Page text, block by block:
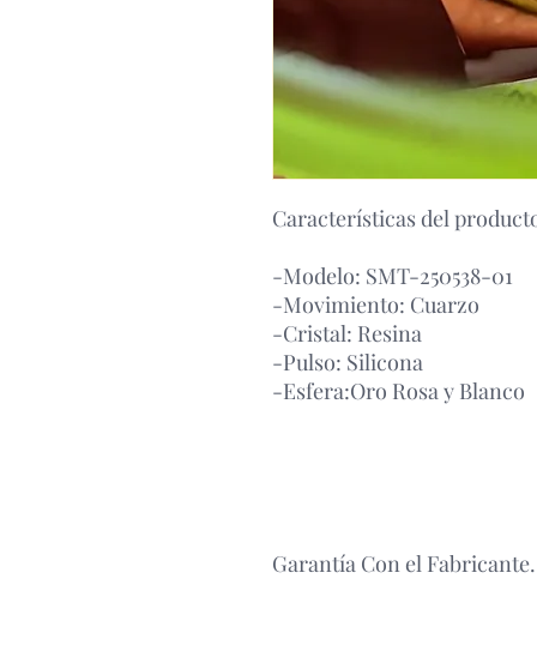
Características del
-Modelo: SMT-250538-01
-Movimiento: Cuarzo
-Cristal: Resina
-Pulso: Silicona
-Esfera:Oro Rosa y Blanco
Garantía Con el Fabricante.